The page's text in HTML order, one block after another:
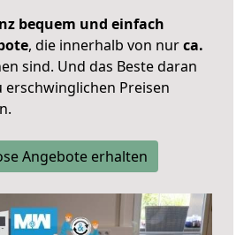
bequem und einfach
, die innerhalb von nurca.
sind. Und das Beste daran
erschwinglichen Preisen
Angebote erhalten